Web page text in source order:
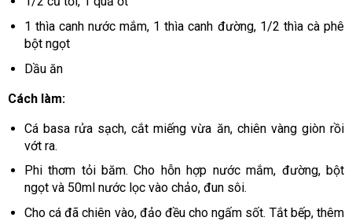
1 thìa canh nước mắm, 1 thìa canh đường, 1/2 thìa cà phê
bột ngọt
Dầu ăn
Cách làm:
Cá basa rửa sạch, cắt miếng vừa ăn, chiên vàng giòn rồi
vớt ra.
Phi thơm tỏi băm. Cho hỗn hợp nước mắm, đường, bột
ngọt và 50ml nước lọc vào chảo, đun sôi.
Cho cá đã chiên vào, đảo đều cho ngấm sốt. Tắt bếp, thêm